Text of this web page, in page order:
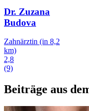
Dr. Zuzana
Budova
Zahnärztin (in 8,2
km)
2,8
(9)
Beiträge aus